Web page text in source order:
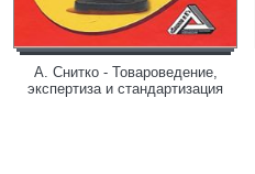
А. Снитко - Товароведение,
экспертиза и стандартизация